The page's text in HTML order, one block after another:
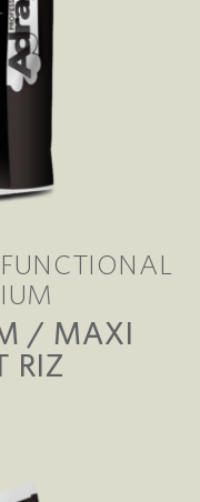
FUNCTIONAL
/ MAXI
RIZ